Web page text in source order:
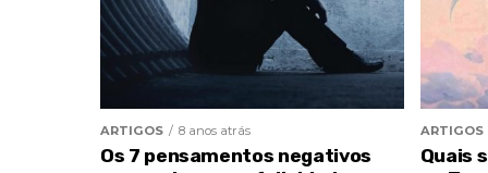
ARTIGOS 8 anos atrás
Os 7 pensamentos negativos
ARTIGOS
Quais